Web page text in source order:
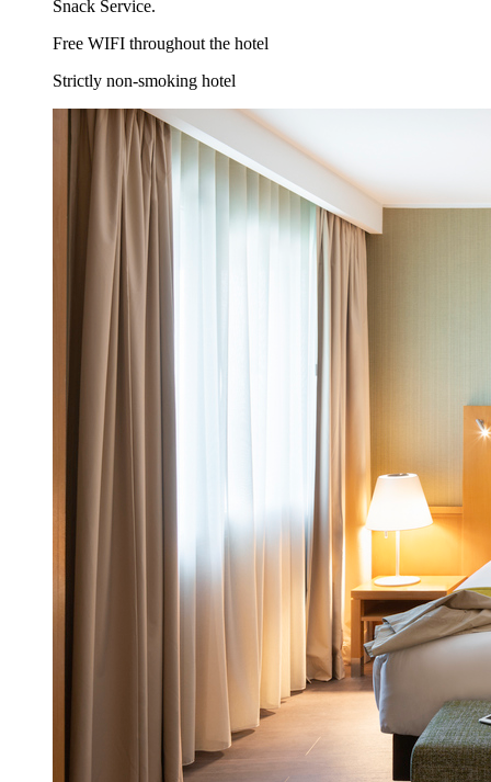
Snack Service.
Free WIFI throughout the hotel
Strictly non-smoking hotel